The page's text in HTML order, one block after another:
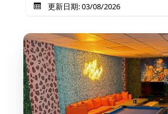
更新日期: 03/08/2026